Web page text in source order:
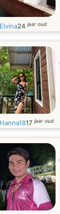
Elvina24jaar oud
Hanna1817jaar oud